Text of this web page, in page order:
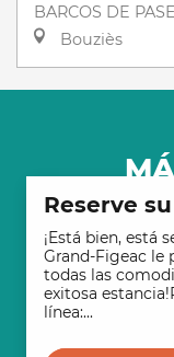
BARCOS DE
Bouziès
Reserve
¡Está bien, está
Grand-Figeac
todas las
exitosa
línea:...